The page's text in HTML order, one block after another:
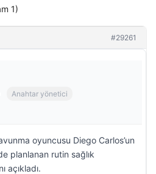
1)
#29261
Anahtar yönetici
oyuncusu Diego Carlos’un
planlanan rutin sağlık
açıkladı.